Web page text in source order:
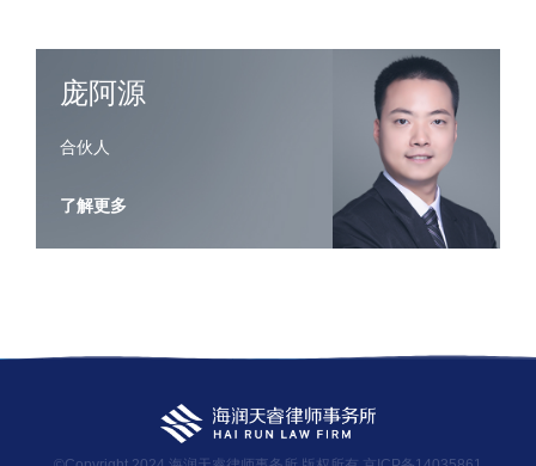
庞阿源
合伙人
了解更多